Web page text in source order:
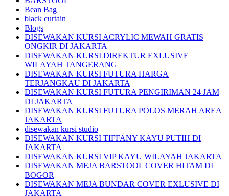
Bean Bag
black curtain
Blogs
DISEWAKAN KURSI ACRYLIC MEWAH GRATIS
ONGKIR DI JAKARTA
DISEWAKAN KURSI DIREKTUR EXLUSIVE
WILAYAH TANGERANG
DISEWAKAN KURSI FUTURA HARGA
TERJANGKAU DI JAKARTA
DISEWAKAN KURSI FUTURA PENGIRIMAN 24 JAM
DI JAKARTA
DISEWAKAN KURSI FUTURA POLOS MERAH AREA
JAKARTA
disewakan kursi studio
DISEWAKAN KURSI TIFFANY KAYU PUTIH DI
JAKARTA
DISEWAKAN KURSI VIP KAYU WILAYAH JAKARTA
DISEWAKAN MEJA BARSTOOL COVER HITAM DI
BOGOR
DISEWAKAN MEJA BUNDAR COVER EXLUSIVE DI
JAKARTA